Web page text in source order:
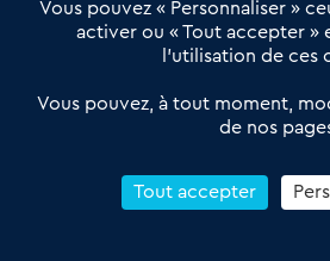
Réseau 3C : un partenaire national
Petitscommerces : Un partenariat au
proximité et des territoires
Reprendre un Restaurant Rapide
Vous pouvez « Personnaliser »
activer ou « Tout accepter »
l’utilisation de ces
Vous pouvez, à tout moment,
de nos
Tout accepter